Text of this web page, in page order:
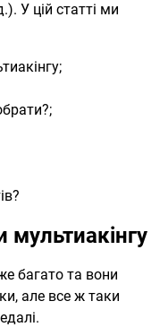
У цій статті ми
мультиакінгу
багато та вони
але все ж таки